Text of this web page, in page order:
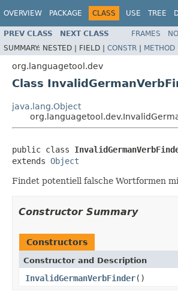
OVERVIEW PACKAGE CLASS USE TREE
PREV CLASS NEXT CLASS FRAMES
SUMMARY: NESTED | FIELD | CONSTR | METHOD
org.languagetool.dev
Class
java.lang.Object
public class
extends Object
Findet potentiell falsche Wortformen
Constructor Summary
Constructors
Constructor and Description
InvalidGermanVerbFinder()